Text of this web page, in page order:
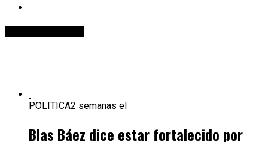
POLITICA2 semanas el
Blas Báez dice estar fortalecido por